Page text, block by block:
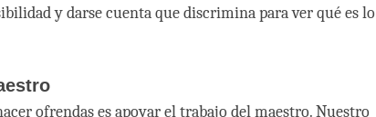
y darse cuenta que discrimina para ver qué es lo
ofrendas es apoyar el trabajo del maestro. Nuestro